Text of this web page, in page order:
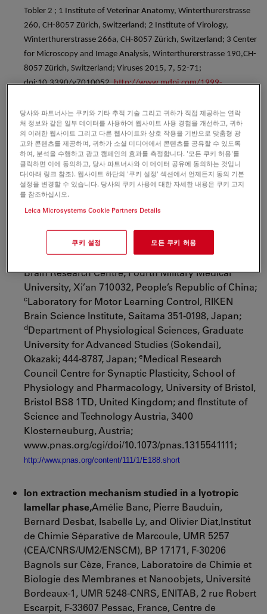
Tobler 2 ; 1 Institute of Veterinar Anatomy, Winterthurerstrasse
260, CH-8057 Zürich, Switzerland; 2 Institute of Virology,
Winterthurerstrasse 266a, CH-8057 Zürich, Switzerland; 3 Center
for Microscopy and Image Analysis, Winterthurerstrasse 190,CH-
8057 Zürich, Switzerland; Viruses 2015, 7, 52-71;
doi:10.3390/v7010052, http://www.mdpi.com/1999-
Distinct cerebellar engrams in short-term and long-
term motor learning;Wen Wanga,b,1, Kazuhiko
Nakadatea,1,2 , Miwako Masugi-Tokitaa,1,3, Fumihiro
Shutohc,1,4 , Wajeeha Aziza,d, Etsuko Tarusawaa,
Andrea Lorincza,5, Elek Molnáre, Sebnem Kesafa,d,f
Yun-Qing Li
and Ryuichi Shigemotoa,d,f,7;aDivision of Cerebral
Structure, National Institute for Physiological
Sciences, Okazaki 444-8787, Japan; bDepartment of
Anatomy, Histology, and Embryology, K. K. Leung
Brain Research Centre, Fourth Military Medical
University, Xi’an 710032, People’s Republic of China;
cLaboratory for Motor Learning Control, RIKEN
Brain Science Institute, Saitama 351-0198, Japan;
dDepartment of Physiological Sciences, Graduate
University for Advanced Studies (Sokendai),
Okazaki; 444-8787, Japan; eMedical Research
Council Centre for Synaptic Plasticity, School of
Physiology and Pharmacology, University of Bristol,
Bristol BS8 1TD, United Kingdom; and fInstitute of
Science and Technology Austria, 3400
Klosterneuburg, Austria;
www.pnas.org/cgi/doi/10.1073/pnas.1315541111;
http://www.pnas.org/content/111/1/E188.short
Ion extraction mechanism studied in a lyotropic
lamellar phase,Amélie Banc, Pierre Bauduin,
Bernard Desbat, Isabelle Ly, and Olivier Diat,Institut
de Chimie Séparative de Marcoule, UMR 5257
(CEA/CNRS/UM2/ENSCM), BP 17171, F-30206
Bagnols sur Cèze, France, Laboratoire de Chimie et
Biologie des Membranes et Nanoobjets, Université
Bordeaux-1, UMR 5248-CNRS, ENITAB, 2 rue Robert
Escarpit, F-33607 Pessac, France, Centre de
당사와 파트너사는 쿠키와 기타 추적 기술 그리고 귀하가 직접 제공하는 연락
처 정보와 같은 일부 데이터를 사용하여 웹사이트 사용 경험을 개선하고, 귀하
의 이러한 웹사이트 그리고 다른 웹사이트와 상호 작용을 기반으로 맞춤형 광
고와 콘텐츠를 제공하며, 귀하가 소셜 미디어에서 콘텐츠를 공유할 수 있도록
하여, 분석을 수행하고 광고 캠페인의 효과를 측정합니다. '모든 쿠키 허용'를
클릭하면 이에 동의하고, 당사 파트너사와 이 데이터 공유에 동의하는 것입니
다(아래 링크 참조). 웹사이트 하단의 '쿠키 설정' 섹션에서 언제든지 동의 기본
설정을 변경할 수 있습니다. 당사의 쿠키 사용에 대한 자세한 내용은 쿠키 고지
를 참조하십시오.
Leica Microsystems Cookie Partners Details
쿠키 설정 모든 쿠키 허용